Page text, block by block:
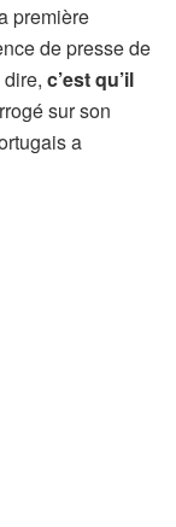
première
de presse de
c’est qu’il
sur son
a